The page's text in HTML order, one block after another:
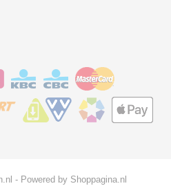
- Powered by Shoppagina.nl